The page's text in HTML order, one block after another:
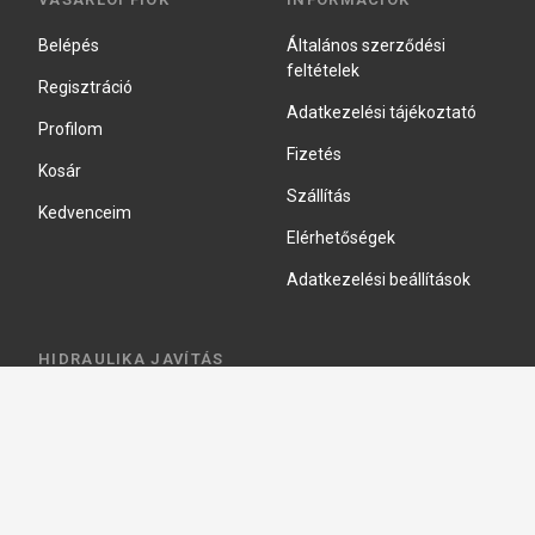
Belépés
Regisztráció
Profilom
Kosár
Kedvenceim
Általános szerződési
feltételek
Adatkezelési tájékoztató
Fizetés
Szállítás
Elérhetőségek
Adatkezelési beállítások
HIDRAULIKA JAVÍTÁS